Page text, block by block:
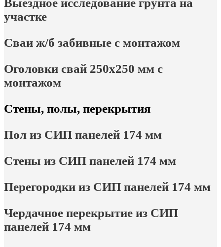
участке
Сваи ж/б забивные с монтажом
Оголовки свай 250х250 мм с
монтажом
Стены, полы, перекрытия
Пол из СИП панелей 174 мм
Стены из СИП панелей 174 мм
Перегородки из СИП панелей 174 мм
Чердачное перекрытие из СИП
панелей 174 мм